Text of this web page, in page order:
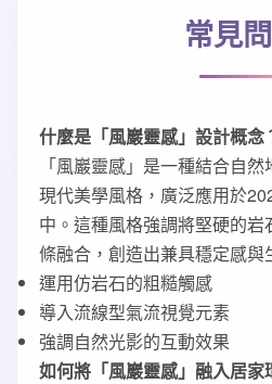
常見
什麼是「風巖靈感」設計概念
「風巖靈感」是一種結合自
現代美學風格，廣泛應用於
中。這種風格強調將堅硬的
條融合，創造出兼具穩定感與
運用仿岩石的粗糙觸感
導入流線型氣流視覺元素
強調自然光影的互動效果
如何將「風巖靈感」融入居家